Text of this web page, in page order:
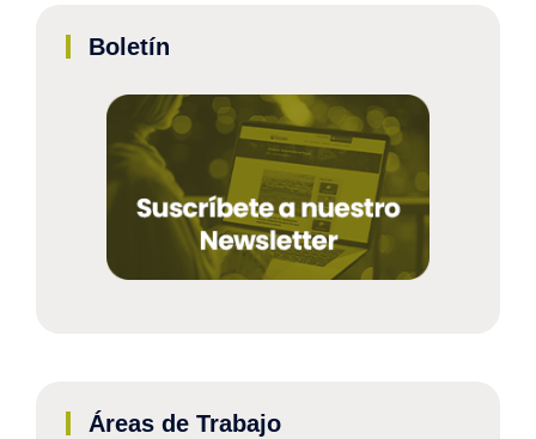
Boletín
Áreas de Trabajo